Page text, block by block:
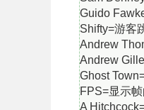
Guido
Shifty=游客
Andrew
Andrew
Ghost
FPS=显示
A